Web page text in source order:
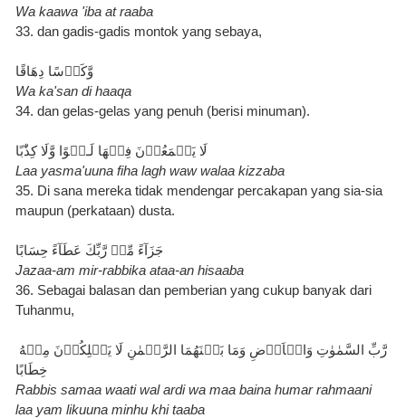
Wa kaawa 'iba at raaba
33. dan gadis-gadis montok yang sebaya,
وَّكَاۡسًا دِهَاقًا
Wa ka'san di haaqa
34. dan gelas-gelas yang penuh (berisi minuman).
Laa yasma'uuna fiha lagh waw walaa kizzaba
35. Di sana mereka tidak mendengar percakapan yang sia-sia
maupun (perkataan) dusta.
جَزَآءً مِّنۡ رَّبِّكَ عَطَآءً حِسَابًا
Jazaa-am mir-rabbika ataa-an hisaaba
36. Sebagai balasan dan pemberian yang cukup banyak dari
Tuhanmu,
Rabbis samaa waati wal ardi wa maa baina humar rahmaani
laa yam likuuna minhu khi taaba